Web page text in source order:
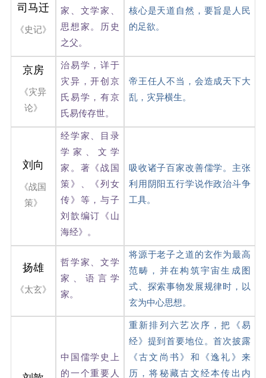
司马迁
《史记》
家、文学家、
思想家。历史
之父。
核心是天道自然，要旨是人民
的足欲。
京房
《灾异
论》
治易学，详于
灾异，开创京
氏易学，有京
氏易传存世。
帝王任人不当，会造成天下大
乱，灾异横生。
刘向
《战国
策》
经学家、目录
学家、文学
家。著《战国
策》、《列女
传》等，与子
刘歆编订《山
海经》。
吸收诸子百家改善儒学。主张
利用阴阳五行学说作政治斗争
工具。
扬雄
《太玄》
哲学家、文学
家、语言学
家。
将源于老子之道的玄作为最高
范畴，并在构筑宇宙生成图
式、探索事物发展规律时，以
玄为中心思想。
中国儒学史上
的一个重要人
重新排列六艺次序，把《易
经》提到首要地位。首次披露
《古文尚书》和《逸礼》来
历，将秘藏古文经本传出内